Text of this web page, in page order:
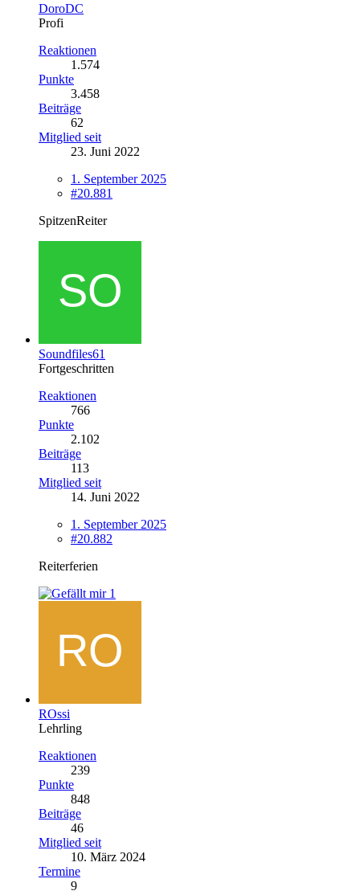
DoroDC
Profi
Reaktionen
1.574
Punkte
3.458
Beiträge
62
Mitglied seit
23. Juni 2022
1. September 2025
#20.881
SpitzenReiter
Soundfiles61
Fortgeschritten
Reaktionen
766
Punkte
2.102
Beiträge
113
Mitglied seit
14. Juni 2022
1. September 2025
#20.882
Reiterferien
1
ROssi
Lehrling
Reaktionen
239
Punkte
848
Beiträge
46
Mitglied seit
10. März 2024
Termine
9